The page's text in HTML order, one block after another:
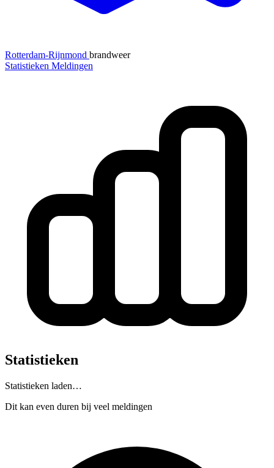
Rotterdam-Rijnmond brandweer
Statistieken Meldingen
Statistieken
Statistieken laden…
Dit kan even duren bij veel meldingen